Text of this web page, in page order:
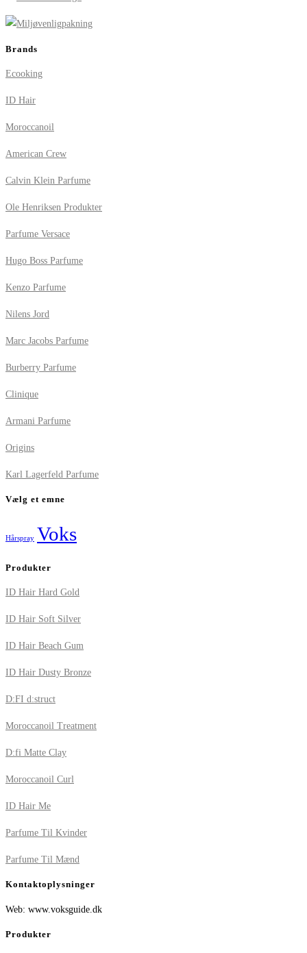
Brands
Ecooking
ID Hair
Moroccanoil
American Crew
Calvin Klein Parfume
Ole Henriksen Produkter
Parfume Versace
Hugo Boss Parfume
Kenzo Parfume
Nilens Jord
Marc Jacobs Parfume
Burberry Parfume
Clinique
Armani Parfume
Origins
Karl Lagerfeld Parfume
Vælg et emne
Hårspray Voks
Produkter
ID Hair Hard Gold
ID Hair Soft Silver
ID Hair Beach Gum
ID Hair Dusty Bronze
D:FI d:struct
Moroccanoil Treatment
D:fi Matte Clay
Moroccanoil Curl
ID Hair Me
Parfume Til Kvinder
Parfume Til Mænd
Kontaktoplysninger
Web: www.voksguide.dk
Produkter